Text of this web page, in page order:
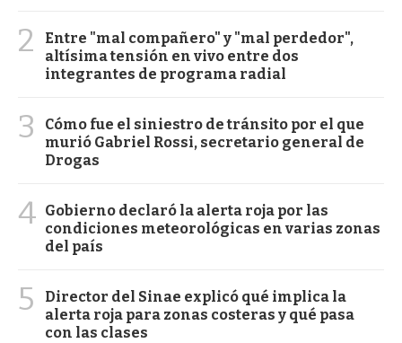
2
Entre "mal compañero" y "mal perdedor",
altísima tensión en vivo entre dos
integrantes de programa radial
3
Cómo fue el siniestro de tránsito por el que
murió Gabriel Rossi, secretario general de
Drogas
4 Gobierno declaró la alerta roja por las
condiciones meteorológicas en varias zonas
del país
5
Director del Sinae explicó qué implica la
alerta roja para zonas costeras y qué pasa
con las clases